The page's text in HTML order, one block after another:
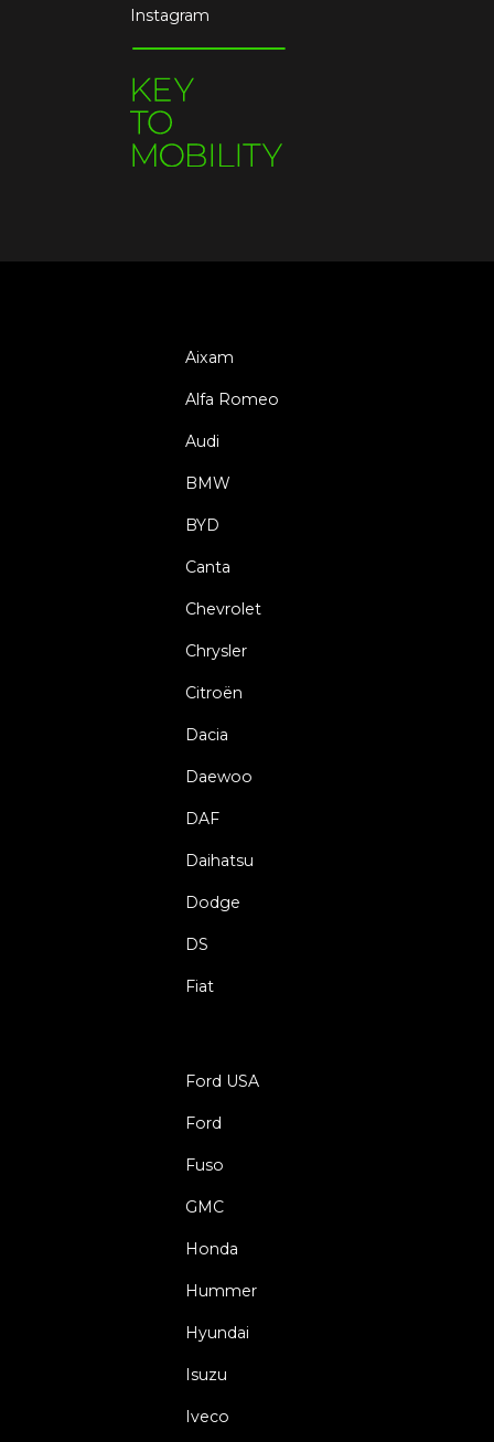
Instagram
Aixam
Alfa Romeo
Audi
BMW
BYD
Canta
Chevrolet
Chrysler
Citroën
Dacia
Daewoo
DAF
Daihatsu
Dodge
DS
Fiat
Ford USA
Ford
Fuso
GMC
Honda
Hummer
Hyundai
Isuzu
Iveco